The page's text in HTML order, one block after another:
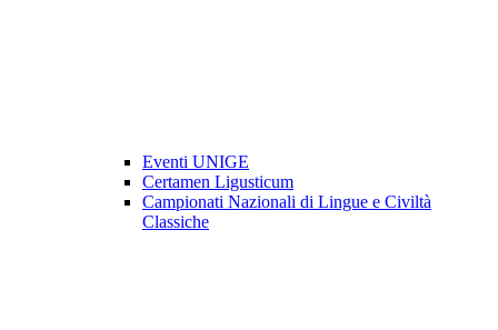
Eventi UNIGE
Certamen Ligusticum
Campionati Nazionali di Lingue e Civiltà
Classiche